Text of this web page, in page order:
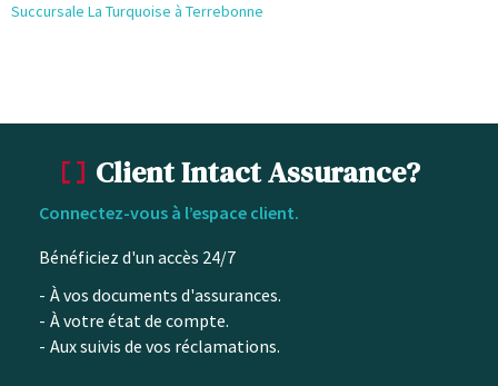
Succursale La Turquoise à Terrebonne
Client Intact Assurance?
Connectez-vous à l’espace client.
Bénéficiez d'un accès 24/7
À vos documents d'assurances.
À votre état de compte.
Aux suivis de vos réclamations.